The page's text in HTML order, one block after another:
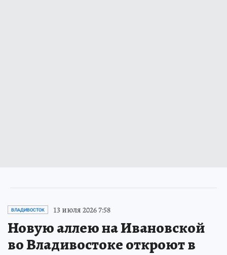
ВЛАДИВОСТОК 13 июля 2026 7:58
Новую аллею на Ивановской
во Владивостоке откроют в